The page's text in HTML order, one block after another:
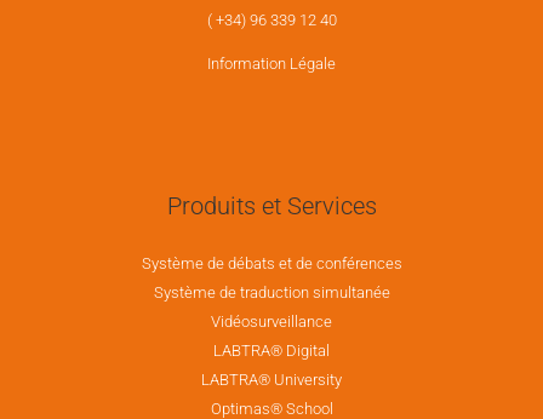
( +34) 96 339 12 40
Information Légale
Produits et Services
Système de débats et de conférences
Système de traduction simultanée
Vidéosurveillance
LABTRA® Digital
LABTRA® University
Optimas® School